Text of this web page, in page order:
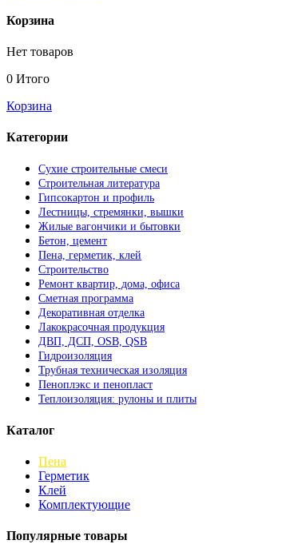
Корзина
Нет товаров
0 Итого
Корзина
Категории
Сухие строительные смеси
Строительная литература
Гипсокартон и профиль
Лестницы, стремянки, вышки
Жилые вагончики и бытовки
Бетон, цемент
Пена, герметик, клей
Строительство
Ремонт квартир, дома, офиса
Сметная программа
Декоративная отделка
Лакокрасочная продукция
ДВП, ДСП, OSB, QSB
Гидроизоляция
Трубная техническая изоляция
Пеноплэкс и пенопласт
Теплоизоляция: рулоны и плиты
Каталог
Пена
Герметик
Клей
Комплектующие
Популярные товары